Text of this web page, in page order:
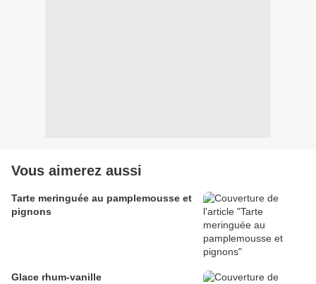
Vous aimerez aussi
Tarte meringuée au pamplemousse et
pignons
Glace rhum-vanille